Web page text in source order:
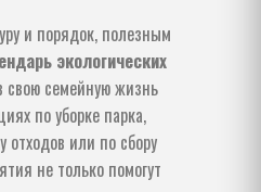
и порядок, полезным
экологических
свою семейную жизнь
по уборке парка,
отходов или по сбору
не только помогут